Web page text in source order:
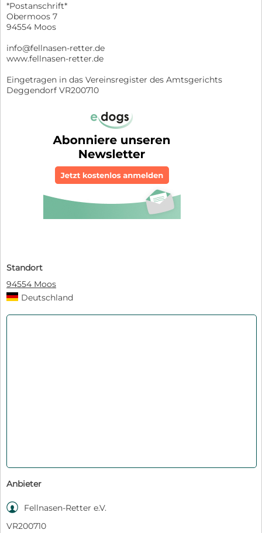
*Postanschrift*
Obermoos 7
94554 Moos
info@fellnasen-retter.de
www.fellnasen-retter.de
Eingetragen in das Vereinsregister des Amtsgerichts
Deggendorf VR200710
Standort
94554 Moos
Deutschland
Anbieter

Fellnasen-Retter e.V.
VR200710